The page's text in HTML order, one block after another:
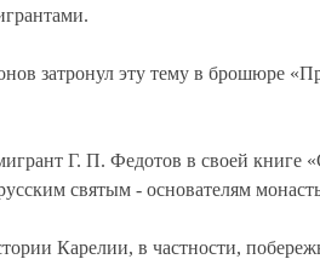
затронул эту тему в брошюре
Г. П. Федотов в своей книге
святым - основателям
Карелии, в частности,